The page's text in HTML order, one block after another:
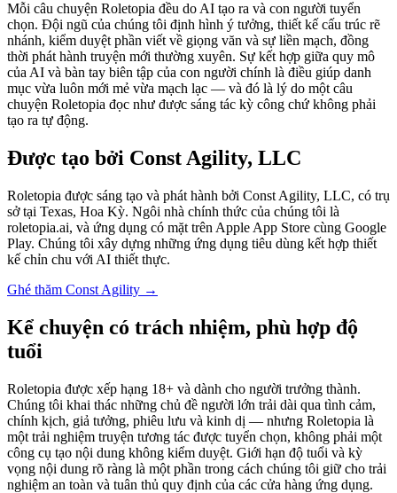
Mỗi câu chuyện Roletopia đều do AI tạo ra và con người tuyển
chọn. Đội ngũ của chúng tôi định hình ý tưởng, thiết kế cấu trúc rẽ
nhánh, kiểm duyệt phần viết về giọng văn và sự liền mạch, đồng
thời phát hành truyện mới thường xuyên. Sự kết hợp giữa quy mô
của AI và bàn tay biên tập của con người chính là điều giúp danh
mục vừa luôn mới mẻ vừa mạch lạc — và đó là lý do một câu
chuyện Roletopia đọc như được sáng tác kỳ công chứ không phải
tạo ra tự động.
Được tạo bởi Const Agility, LLC
Roletopia được sáng tạo và phát hành bởi Const Agility, LLC, có trụ
sở tại Texas, Hoa Kỳ. Ngôi nhà chính thức của chúng tôi là
roletopia.ai, và ứng dụng có mặt trên Apple App Store cùng Google
Play. Chúng tôi xây dựng những ứng dụng tiêu dùng kết hợp thiết
kế chỉn chu với AI thiết thực.
Ghé thăm Const Agility →
Kể chuyện có trách nhiệm, phù hợp độ
tuổi
Roletopia được xếp hạng 18+ và dành cho người trưởng thành.
Chúng tôi khai thác những chủ đề người lớn trải dài qua tình cảm,
chính kịch, giả tưởng, phiêu lưu và kinh dị — nhưng Roletopia là
một trải nghiệm truyện tương tác được tuyển chọn, không phải một
công cụ tạo nội dung không kiểm duyệt. Giới hạn độ tuổi và kỳ
vọng nội dung rõ ràng là một phần trong cách chúng tôi giữ cho trải
nghiệm an toàn và tuân thủ quy định của các cửa hàng ứng dụng.